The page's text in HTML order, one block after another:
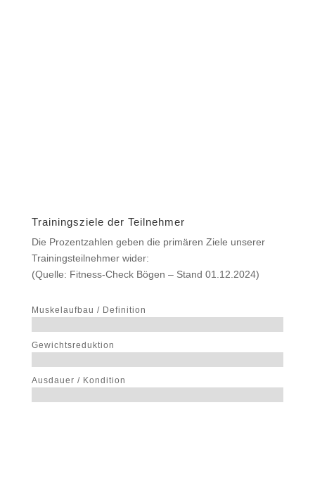
Trainingsziele der Teilnehmer
Die Prozentzahlen geben die primären Ziele unserer
Trainingsteilnehmer wider:
(Quelle: Fitness-Check Bögen – Stand 01.12.2024)
Muskelaufbau / Definition
Gewichtsreduktion
Ausdauer / Kondition